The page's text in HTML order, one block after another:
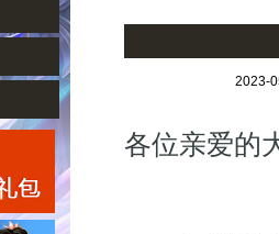
2023-
各位亲爱的